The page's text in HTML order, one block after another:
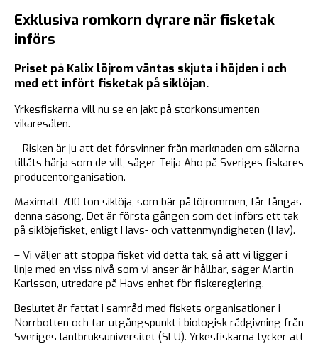
Exklusiva romkorn dyrare när fisketak
införs
Priset på Kalix löjrom väntas skjuta i höjden i och
med ett infört fisketak på siklöjan.
Yrkesfiskarna vill nu se en jakt på storkonsumenten
vikaresälen.
– Risken är ju att det försvinner från marknaden om sälarna
tillåts härja som de vill, säger Teija Aho på Sveriges fiskares
producentorganisation.
Maximalt 700 ton siklöja, som bär på löjrommen, får fångas
denna säsong. Det är första gången som det införs ett tak
på siklöjefisket, enligt Havs- och vattenmyndigheten (Hav).
– Vi väljer att stoppa fisket vid detta tak, så att vi ligger i
linje med en viss nivå som vi anser är hållbar, säger Martin
Karlsson, utredare på Havs enhet för fiskereglering.
Beslutet är fattat i samråd med fiskets organisationer i
Norrbotten och tar utgångspunkt i biologisk rådgivning från
Sveriges lantbruksuniversitet (SLU). Yrkesfiskarna tycker att